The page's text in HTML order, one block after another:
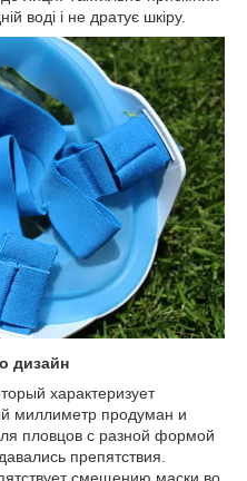
воді і не дратує шкіру.
дизайн
характеризует
миллиметр продуман и
пловцов с разной формой
препятствия.